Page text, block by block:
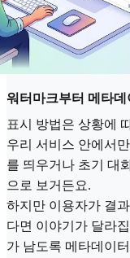
워터마크부터 메타
표시 방법은 상황에
우리 서비스 안에서
를 띄우거나 초기 대
으로 보거든요.
하지만 이용자가 결
다면 이야기가 달라
가 남도록 메타데이